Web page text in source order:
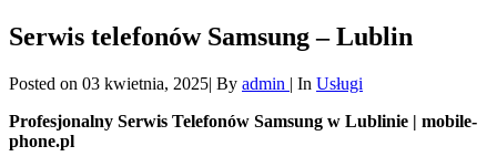
Serwis telefonów Samsung – Lublin
Posted on 03 kwietnia, 2025| By admin | In Usługi
Profesjonalny Serwis Telefonów Samsung w Lublinie | mobile-
phone.pl